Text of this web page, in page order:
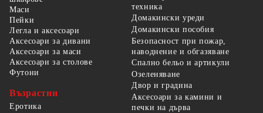
Маси
Пейки
Легла и аксесоари
Аксесоари за дивани
Аксесоари за маси
Аксесоари за столове
Футони
Възрастни
Еротика
техника
Домакински уреди
Домакински пособия
Безопасност при пожар,
наводнение и обгазяване
Спално бельо и артикули
Озеленяване
Двор и градина
Аксесоари за камини и
печки на дърва